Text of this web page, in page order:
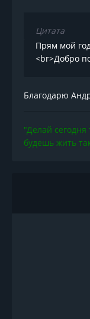
Цитата
Прям мой
<br>Добро
Благодарю
"Делай сегодня
будешь жить